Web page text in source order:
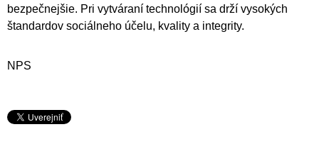
bezpečnejšie. Pri vytváraní technológií sa drží vysokých
štandardov sociálneho účelu, kvality a integrity.
NPS